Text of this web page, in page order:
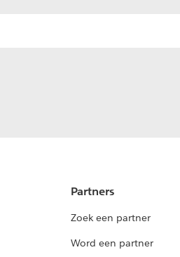
Partners
Zoek een partner
Word een partner